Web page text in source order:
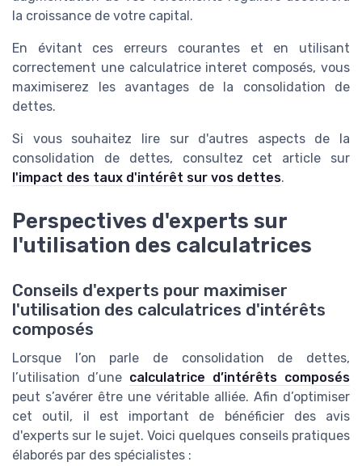
la croissance de votre capital.
En évitant ces erreurs courantes et en utilisant
correctement une calculatrice interet composés, vous
maximiserez les avantages de la consolidation de
dettes.
Si vous souhaitez lire sur d'autres aspects de la
consolidation de dettes, consultez cet article sur
l'impact des taux d'intérêt sur vos dettes.
Perspectives d'experts sur
l'utilisation des calculatrices
Conseils d'experts pour maximiser
l'utilisation des calculatrices d'intérêts
composés
Lorsque l’on parle de consolidation de dettes,
l’utilisation d’une calculatrice d’intérêts composés
peut s’avérer être une véritable alliée. Afin d’optimiser
cet outil, il est important de bénéficier des avis
d'experts sur le sujet. Voici quelques conseils pratiques
élaborés par des spécialistes :